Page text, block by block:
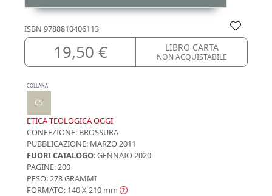
ISBN 9788810406113
19,50 € LIBRO CARTA
NON ACQUISTABILE
COLLANA
C5
ETICA TEOLOGICA OGGI
CONFEZIONE: BROSSURA
PUBBLICAZIONE: MARZO 2011
FUORI CATALOGO: GENNAIO 2020
PAGINE: 200
PESO: 278 GRAMMI
FORMATO: 140 X 210 mm